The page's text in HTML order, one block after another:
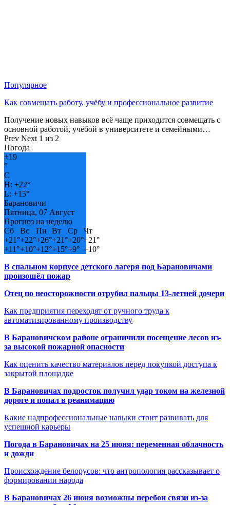
Популярное
Как совмещать работу, учёбу и профессиональное развитие
Получение новых навыков всё чаще приходится совмещать с
основной работой, учёбой в университете и семейными…
Prev Next 1 из 2
Погода
+19
°
C
H: +22°
L: +15°
Барановичи
Пятница, 07 Август
Прогноз на неделю
Сб
Вс Пн Вт Ср
Чт
+21°+22°+26°+21°+20°+21°
+11°+10°+12°+15°+9° +10°
В спальном корпусе детского лагеря под Барановичами
произошёл пожар
Отец по неосторожности отрубил пальцы 13-летней дочери
Как предприятия переходят от ручного труда к
автоматизированному производству
В Барановичском районе ограничили посещение лесов из-
за высокой пожарной опасности
Как оценить качество материалов перед покупкой доступа к
закрытой площадке
В Барановичах подросток получил удар током на железной
дороге и попал в реанимацию
Какие надпрофессиональные навыки стоит развивать для
успешной карьеры
Погода в Барановичах на 25 июня: переменная облачность
и дожди
Происхождение белорусов: что антропология рассказывает о
формировании народа
В Барановичах 26 июня возможны перебои связи из-за